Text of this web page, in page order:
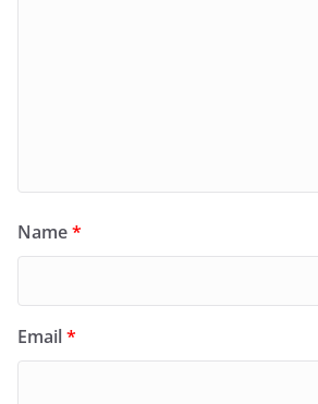
Name*
Email*